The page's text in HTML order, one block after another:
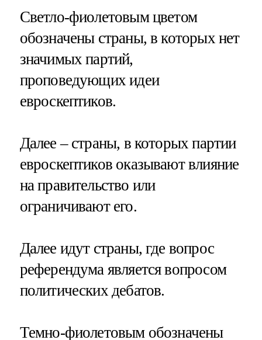
Светло-фиолетовым цветом
обозначены страны, в которых нет
значимых партий,
проповедующих идеи
евроскептиков.
Далее – страны, в которых партии
евроскептиков оказывают влияние
на правительство или
ограничивают его.
Далее идут страны, где вопрос
референдума является вопросом
политических дебатов.
Темно-фиолетовым обозначены